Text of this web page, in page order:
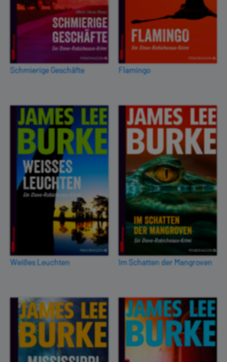
Schmierige Geschäfte Flamingo
Weißes Leuchten Im Schatten der Mangroven